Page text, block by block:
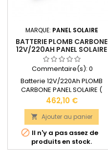
MARQUE: PANEL SOLAIRE
BATTERIE PLOMB CARBONE
12V/220AH PANEL SOLAIRE
Commentaire(s): 0
Batterie 12V/220Ah PLOMB
CARBONE PANEL SOLAIRE (
Inserts M8 ) Capacité nominale
: 220Ah Durée de cycle : + 4800
cycles Courant de charge
recommandé : 60A
Dimensions : 525 x 240 x 218
mm Poids : 66 kg
Documentation technique
Prix
462,10 €
 Ajouter au panier
 Il n'y a pas assez de
produits en stock.